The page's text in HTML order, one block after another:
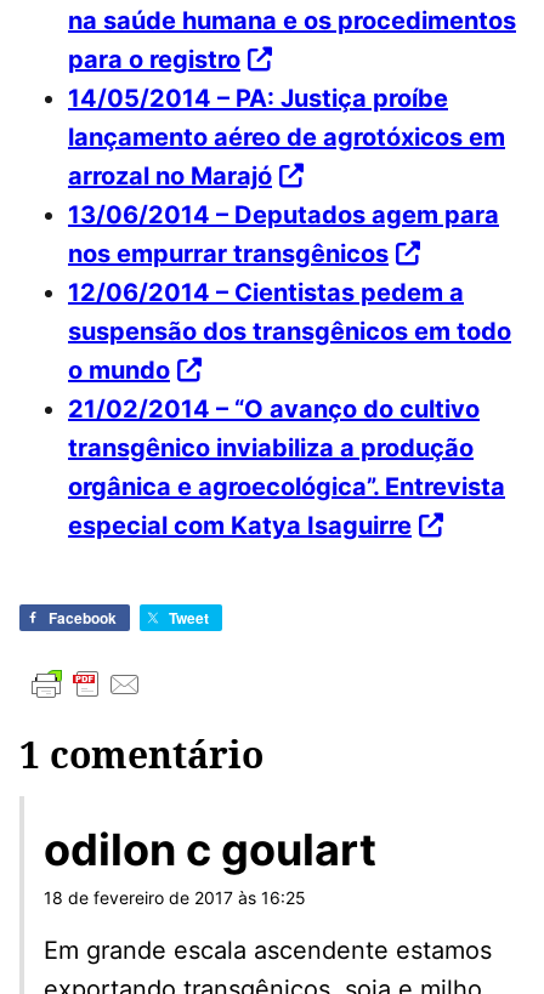
na saúde humana e os procedimentos
para o registro
14/05/2014 – PA: Justiça proíbe
lançamento aéreo de agrotóxicos em
arrozal no Marajó
13/06/2014 – Deputados agem para
nos empurrar transgênicos
12/06/2014 – Cientistas pedem a
suspensão dos transgênicos em todo
o mundo
21/02/2014 – “O avanço do cultivo
transgênico inviabiliza a produção
orgânica e agroecológica”. Entrevista
especial com Katya Isaguirre
Facebook Tweet
1 comentário
odilon c goulart
18 de fevereiro de 2017 às 16:25
Em grande escala ascendente estamos